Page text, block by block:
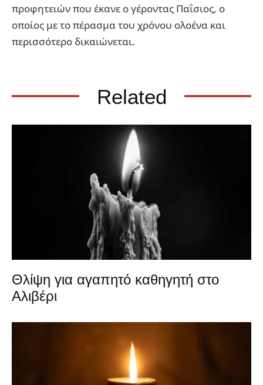
προφητειών που έκανε ο γέροντας Παΐσιος, ο
οποίος με το πέρασμα του χρόνου ολοένα και
περισσότερο δικαιώνεται.
Related
Θλίψη για αγαπητό καθηγητή στο
Αλιβέρι